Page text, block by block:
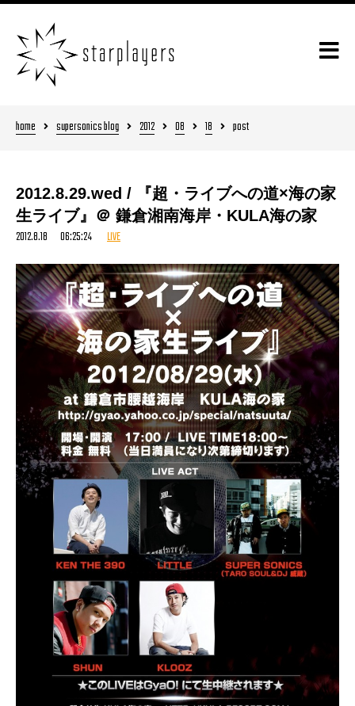
home supersonics blog 2012 08 18 post
2012.8.29.wed / 『超・ライブへの道×海の家
生ライブ』＠ 鎌倉湘南海岸・KULA海の家
2012.8.18 06:25:24 LIVE